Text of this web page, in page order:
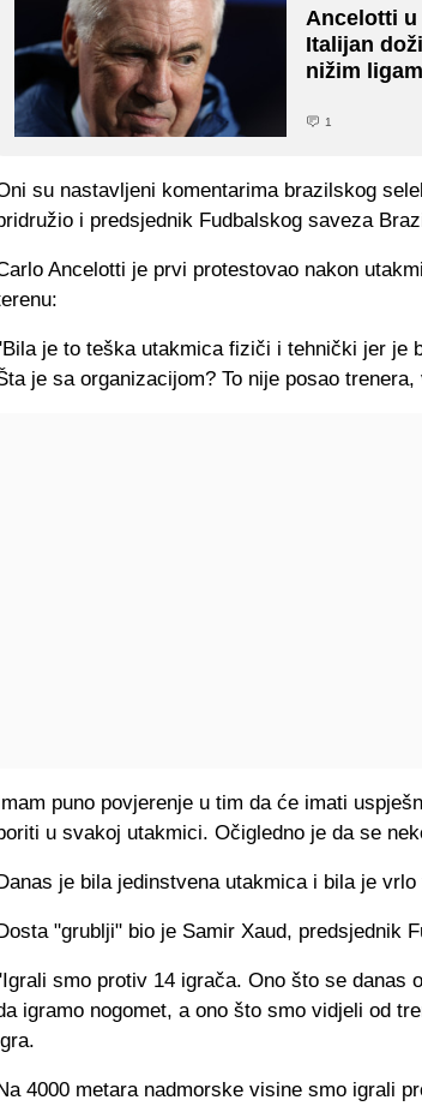
Ancelotti u
Italijan
nižim
1
su nastavljeni komentarima brazilskog
i predsjednik Fudbalskog saveza
Ancelotti je prvi protestovao nakon
je to teška utakmica fiziči i tehnički jer je
je sa organizacijom? To nije posao
puno povjerenje u tim da će imati
u svakoj utakmici. Očigledno je da se
je bila jedinstvena utakmica i bila je
"grublji" bio je Samir Xaud, predsjednik
smo protiv 14 igrača. Ono što se danas
igramo nogomet, a ono što smo vidjeli od
4000 metara nadmorske visine smo igrali